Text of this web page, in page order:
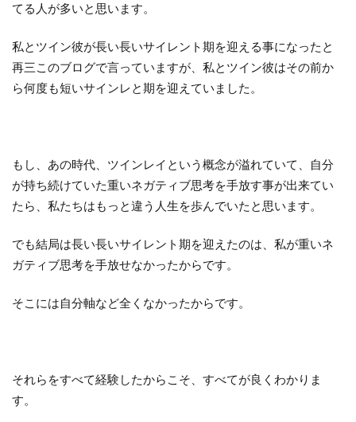
てる人が多いと思います。
私とツイン彼が長い長いサイレント期を迎える事になったと
再三このブログで言っていますが、私とツイン彼はその前か
ら何度も短いサインレと期を迎えていました。
もし、あの時代、ツインレイという概念が溢れていて、自分
が持ち続けていた重いネガティブ思考を手放す事が出来てい
たら、私たちはもっと違う人生を歩んでいたと思います。
でも結局は長い長いサイレント期を迎えたのは、私が重いネ
ガティブ思考を手放せなかったからです。
そこには自分軸など全くなかったからです。
それらをすべて経験したからこそ、すべてが良くわかりま
す。